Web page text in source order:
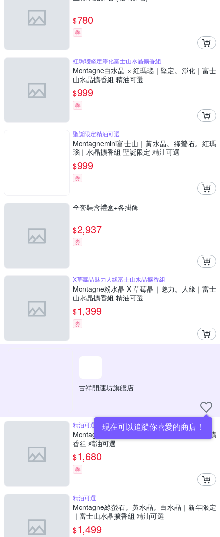
$780
券
紅瑪瑙堅定淨化富士山水晶擴香組
Montagne白水晶 × 紅瑪瑙｜堅定。淨化｜富士
山水晶擴香組 精油可選
$999
券
聖誕限定精油可選
Montagnemini富士山｜黃水晶。綠螢石。紅瑪
瑙｜水晶擴香組 聖誕限定 精油可選
$999
券
全套裝含禮盒+各掛飾
$2,937
券
X草莓晶魅力人緣富士山水晶擴香組
Montagne粉水晶 X 草莓晶｜魅力。人緣｜富士
山水晶擴香組 精油可選
$1,399
券
吉祥開運坊旗艦店
現在可以追蹤你喜愛的商店！
精油可選
Montagne七彩石｜綜合。全效｜富士山水晶擴
香組 精油可選
$1,680
券
精油可選
Montagne綠螢石。黃水晶。白水晶｜新年限定
｜富士山水晶擴香組 精油可選
$1,499